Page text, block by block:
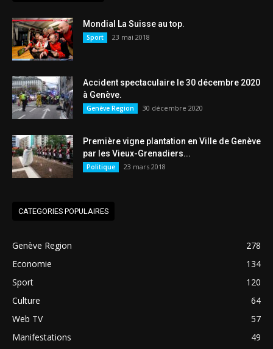
Mondial La Suisse au top.
Sport 23 mai 2018
Accident spectaculaire le 30 décembre 2020
à Genève.
Genève Region 30 décembre 2020
Première vigne plantation en Ville de Genève
par les Vieux-Grenadiers...
Politique 23 mars 2018
CATEGORIES POPULAIRES
Genève Region
278
Economie
134
Sport
120
Culture
64
Web TV
57
Manifestations
49